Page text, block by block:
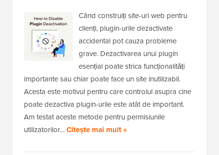
Când construiți site-uri web pentru
clienți, plugin-urile dezactivate
accidental pot cauza probleme
grave. Dezactivarea unui plugin
esențial poate strica funcționalități
importante sau chiar poate face un site inutilizabil.
Acesta este motivul pentru care controlul asupra cine
poate dezactiva plugin-urile este atât de important.
Am testat aceste metode pentru permisiunile
utilizatorilor…Citește mai mult »